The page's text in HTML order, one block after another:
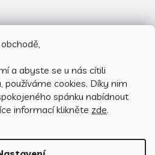
a abyste se u nás cítili
používáme cookies. Díky nim
spánku nabídnout
íce informací klikněte zde.